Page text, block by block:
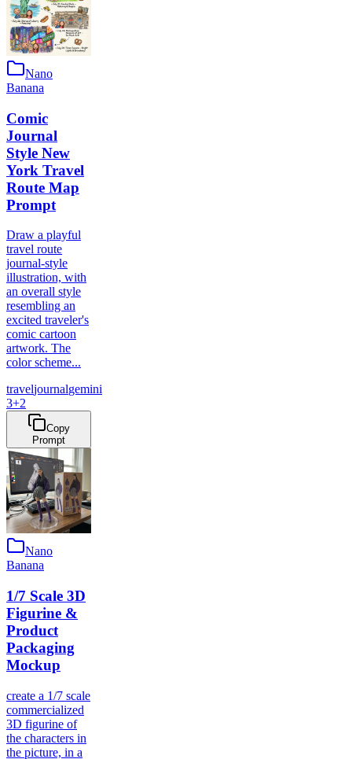
Nano
Banana
Comic
Journal
Style New
York Travel
Route Map
Prompt
Draw a playful
travel route
journal-style
illustration, with
an overall style
resembling an
excited traveler's
comic cartoon
artwork. The
color scheme...
traveljournalgemini
3+2
Copy
Prompt
Nano
Banana
1/7 Scale 3D
Figurine &
Product
Packaging
Mockup
create a 1/7 scale
commercialized
3D figurine of
the characters in
the picture, in a